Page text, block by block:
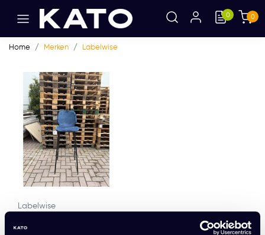
0 0
Home Merken Labelwise
Labelwise